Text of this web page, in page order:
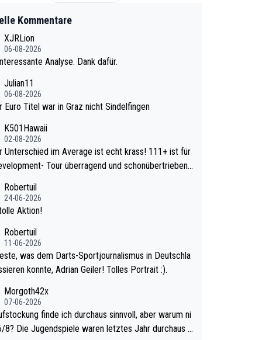
Kommentare
XJRLion
06-08-2026
Analyse. Dank dafür.
Julian11
06-08-2026
Euro Titel war in Graz nicht Sindelfingen
K501Hawaii
02-08-2026
im Average ist echt krass! 111+ ist für
Tour überragend und schonübertrieben
40+ erst recht. Da gewinnst keinen Blume
krasser wie ein Pokalspiel eines Kreisligi
Robertuil
24-06-2026
Aktion!
Robertuil
11-06-2026
was dem Darts-Sportjournalismus in Deutschla
konnte, Adrian Geiler! Tolles Portrait :).
Morgoth42x
07-06-2026
finde ich durchaus sinnvoll, aber warum ni
Jahr durchaus s